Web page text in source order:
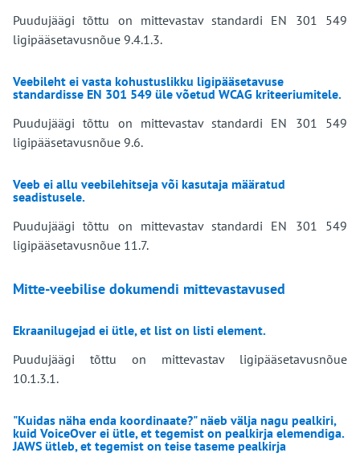
Puudujäägi tõttu on mittevastav standardi EN 301 549
ligipääsetavusnõue 9.4.1.3.
Veebileht ei vasta kohustuslikku ligipääsetavuse
standardisse EN 301 549 üle võetud WCAG kriteeriumitele.
Puudujäägi tõttu on mittevastav standardi EN 301 549
ligipääsetavusnõue 9.6.
Veeb ei allu veebilehitseja või kasutaja määratud
seadistusele.
Puudujäägi tõttu on mittevastav standardi EN 301 549
ligipääsetavusnõue 11.7.
Mitte-veebilise dokumendi mittevastavused
Ekraanilugejad ei ütle, et list on listi element.
Puudujäägi tõttu on mittevastav ligipääsetavusnõue
10.1.3.1.
"Kuidas näha enda koordinaate?" näeb välja nagu pealkiri,
kuid VoiceOver ei ütle, et tegemist on pealkirja elemendiga.
JAWS ütleb, et tegemist on teise taseme pealkirja